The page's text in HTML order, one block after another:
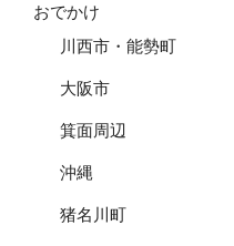
おでかけ
川西市・能勢町
大阪市
箕面周辺
沖縄
猪名川町